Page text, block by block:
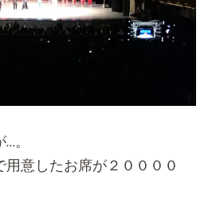
。
意したお席が２００００